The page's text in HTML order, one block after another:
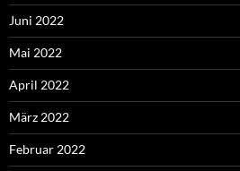
Juni 2022
Mai 2022
April 2022
März 2022
Februar 2022